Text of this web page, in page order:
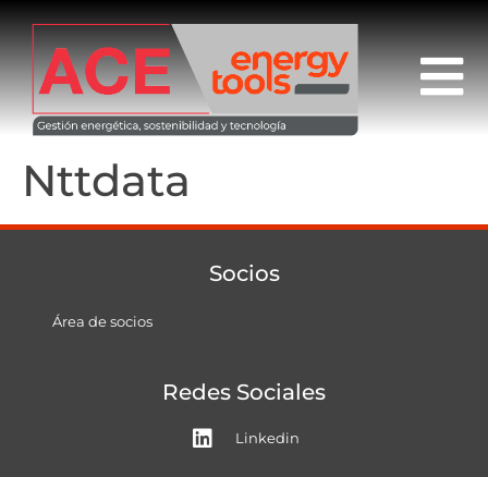
Nttdata
Socios
Área de socios
Redes Sociales
Linkedin